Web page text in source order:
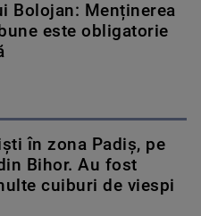
Bolojan: Menținerea
este obligatorie
în zona Padiș, pe
Bihor. Au fost
cuiburi de viespi